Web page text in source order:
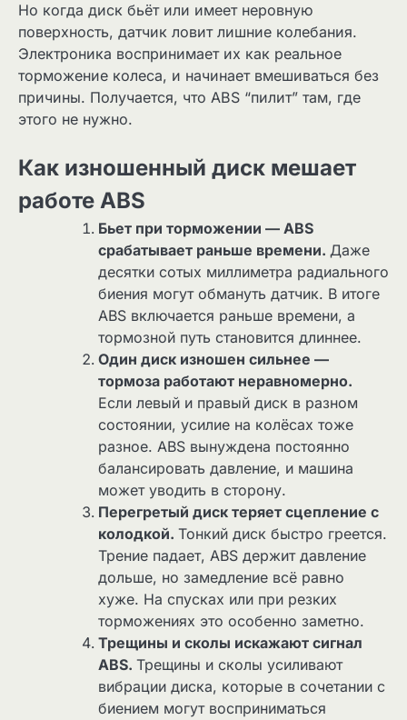
Но когда диск бьёт или имеет неровную
поверхность, датчик ловит лишние колебания.
Электроника воспринимает их как реальное
торможение колеса, и начинает вмешиваться без
причины. Получается, что ABS “пилит” там, где
этого не нужно.
Как изношенный диск мешает
работе ABS
Бьет при торможении — ABS
срабатывает раньше времени. Даже
десятки сотых миллиметра радиального
биения могут обмануть датчик. В итоге
ABS включается раньше времени, а
тормозной путь становится длиннее.
Один диск изношен сильнее —
тормоза работают неравномерно.
Если левый и правый диск в разном
состоянии, усилие на колёсах тоже
разное. ABS вынуждена постоянно
балансировать давление, и машина
может уводить в сторону.
Перегретый диск теряет сцепление с
колодкой. Тонкий диск быстро греется.
Трение падает, ABS держит давление
дольше, но замедление всё равно
хуже. На спусках или при резких
торможениях это особенно заметно.
Трещины и сколы искажают сигнал
ABS. Трещины и сколы усиливают
вибрации диска, которые в сочетании с
биением могут восприниматься